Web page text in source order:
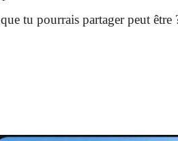
tu pourrais partager peut être